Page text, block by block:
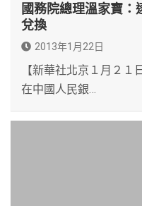
國務院總理溫家寶：
兌換
2013年1月22日
【新華社北京１月２１
在中國人民銀…